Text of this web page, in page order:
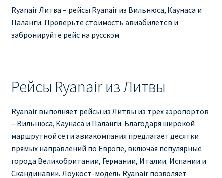
RYANAIR КУПИТЬ БИЛЕТЫ ENGLISH
Ryanair онлайн регистрация
Ryanair ошибка в фамилии, имени
Ryanair пересадки
RYANAIR ПОДГОРИЦА, ЧЕРНОГОРИЯ
Ryanair Литва – рейсы Ryanair из Вильнюса, Каунаса и
Паланги. Проверьте стоимость авиабилетов и
забронируйте рейс на русском.
Рейсы Ryanair из Литвы
Ryanair выполняет рейсы из Литвы из трёх аэропортов
– Вильнюса, Каунаса и Паланги. Благодаря широкой
маршрутной сети авиакомпания предлагает десятки
прямых направлений по Европе, включая популярные
города Великобритании, Германии, Италии, Испании и
Скандинавии. Лоукост-модель Ryanair позволяет